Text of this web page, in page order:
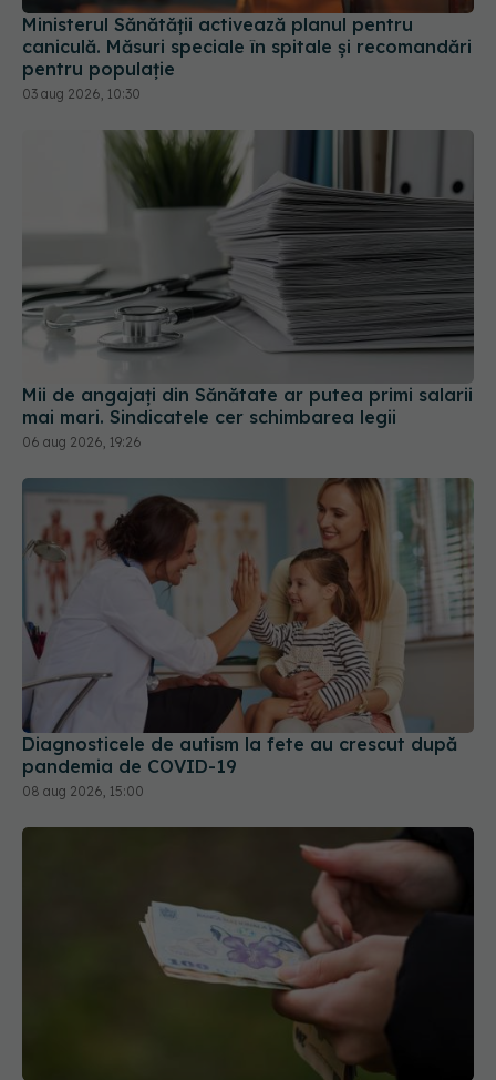
Ministerul Sănătății activează planul pentru
caniculă. Măsuri speciale în spitale și recomandări
pentru populație
03 aug 2026, 10:30
Mii de angajați din Sănătate ar putea primi salarii
mai mari. Sindicatele cer schimbarea legii
06 aug 2026, 19:26
Diagnosticele de autism la fete au crescut după
pandemia de COVID-19
08 aug 2026, 15:00